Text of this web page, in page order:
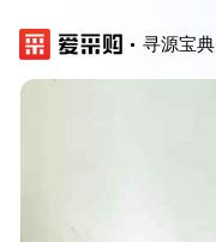
寻源宝典